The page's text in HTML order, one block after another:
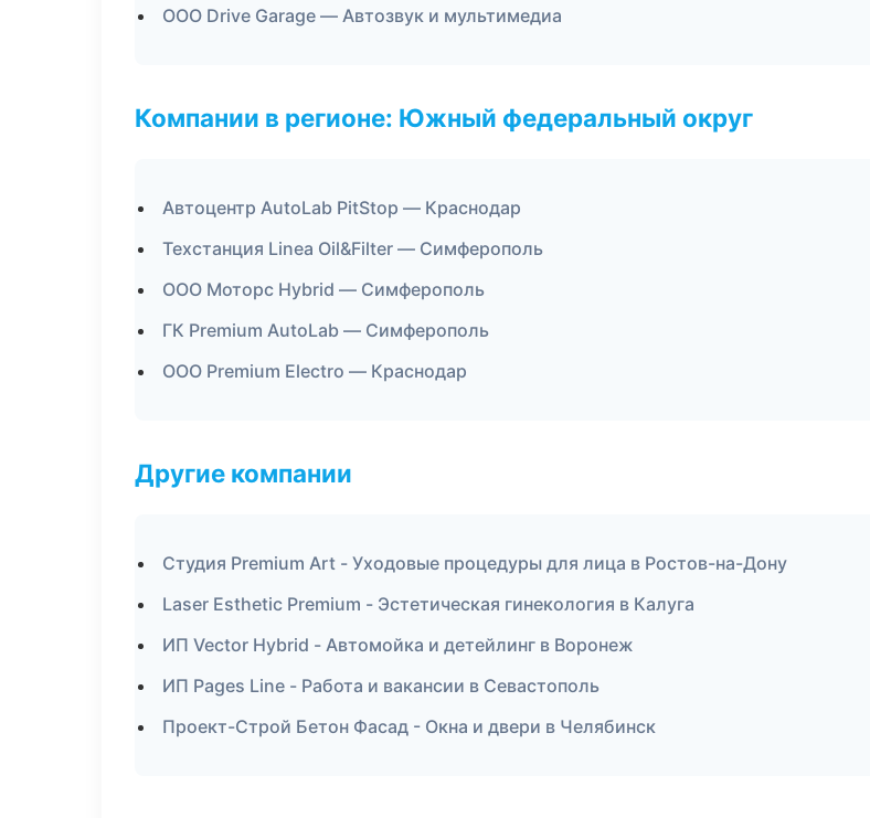
ООО Drive Garage — Автозвук и мультимедиа
Компании в регионе: Южный федеральный округ
Автоцентр AutoLab PitStop — Краснодар
Техстанция Linea Oil&Filter — Симферополь
ООО Моторс Hybrid — Симферополь
ГК Premium AutoLab — Симферополь
ООО Premium Electro — Краснодар
Другие компании
Студия Premium Art - Уходовые процедуры для лица в Ростов-на-Дону
Laser Esthetic Premium - Эстетическая гинекология в Калуга
ИП Vector Hybrid - Автомойка и детейлинг в Воронеж
ИП Pages Line - Работа и вакансии в Севастополь
Проект-Строй Бетон Фасад - Окна и двери в Челябинск